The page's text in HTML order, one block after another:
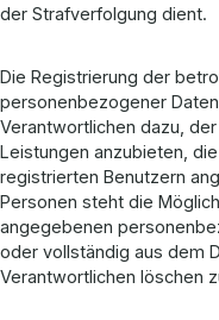
der Strafverfolgung dient.
Die Registrierung der
personenbezogener
Verantwortlichen dazu,
Leistungen anzubieten,
registrierten Benutzern
Personen steht die
angegebenen
oder vollständig aus dem
Verantwortlichen löschen